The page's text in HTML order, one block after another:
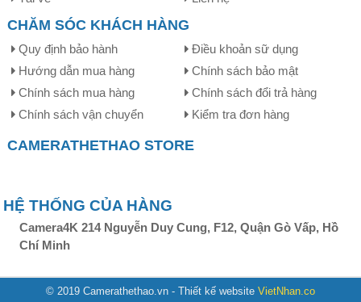
VietMap C62 được trang bị tính năng ghi hình ngược sáng
hành trình xe rõ nét cùng với thông tin tốc độ, tọa độ.
CHĂM SÓC KHÁCH HÀNG
Quy định bảo hành
Điều khoản sữ dụng
Hướng dẫn mua hàng
Chính sách bảo mật
Chính sách mua hàng
Chính sách đổi trả hàng
Chính sách vận chuyển
Kiểm tra đơn hàng
CAMERATHETHAO STORE
HỆ THỐNG CỦA HÀNG
Camera4K 214 Nguyễn Duy Cung, F12, Quận Gò Vấp, Hồ
Chí Minh
© 2019 Camerathethao.vn - Thiết kế website VietNhan.co